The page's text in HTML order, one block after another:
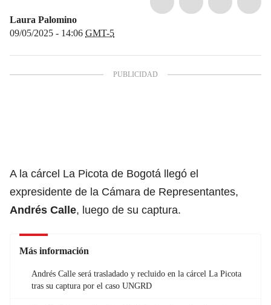
Laura Palomino
09/05/2025 - 14:06 GMT-5
A la cárcel La Picota de Bogotá llegó el
expresidente de la Cámara de Representantes,
Andrés Calle, luego de su captura.
Más información
Andrés Calle será trasladado y recluido en la cárcel La Picota
tras su captura por el caso UNGRD